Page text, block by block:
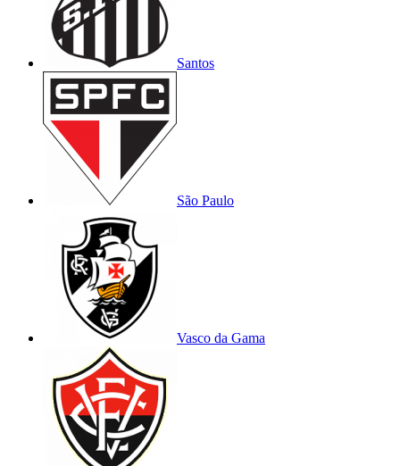
Santos
São Paulo
Vasco da Gama